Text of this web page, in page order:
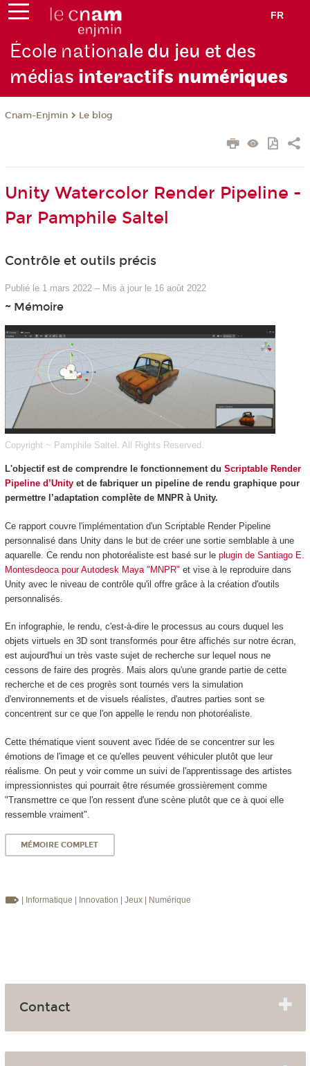
FR
École nationale du jeu et des
médias interactifs numériques
Cnam-Enjmin Le blog
Unity Watercolor Render Pipeline -
Par Pamphile Saltel
Contrôle et outils précis
Publié le 1 mars 2022 – Mis à jour le 16 août 2022
~ Mémoire
Copyright ~ Pamphile Saltel. All Rights Reserved.
L'objectif est de comprendre le fonctionnement du Scriptable Render
Pipeline d’Unityet de fabriquer un pipeline de rendu graphique pour
permettre l’adaptation complète de MNPR à Unity.
Ce rapport couvre l'implémentation d'un Scriptable Render Pipeline
personnalisé dans Unity dans le but de créer une sortie semblable à une
aquarelle. Ce rendu non photoréaliste est basé sur le plugin de Santiago E.
Montesdeoca pour Autodesk Maya "MNPR" et vise à le reproduire dans
Unity avec le niveau de contrôle qu'il offre grâce à la création d'outils
personnalisés.
En infographie, le rendu, c'est-à-dire le processus au cours duquel les
objets virtuels en 3D sont transformés pour être affichés sur notre écran,
est aujourd'hui un très vaste sujet de recherche sur lequel nous ne
cessons de faire des progrès. Mais alors qu'une grande partie de cette
recherche et de ces progrès sont tournés vers la simulation
d'environnements et de visuels réalistes, d'autres parties sont se
concentrent sur ce que l'on appelle le rendu non photoréaliste.
Cette thématique vient souvent avec l'idée de se concentrer sur les
émotions de l'image et ce qu'elles peuvent véhiculer plutôt que leur
réalisme. On peut y voir comme un suivi de l'apprentissage des artistes
impressionnistes qui pourrait être résumée grossièrement comme
"Transmettre ce que l'on ressent d'une scène plutôt que ce à quoi elle
ressemble vraiment".
MÉMOIRE COMPLET
| Informatique | Innovation | Jeux | Numérique
Contact